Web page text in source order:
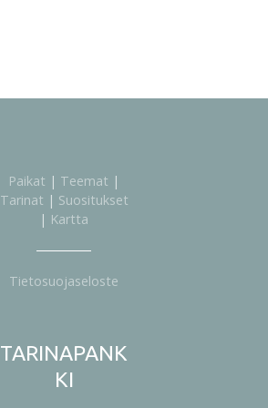
Paikat | Teemat |
Tarinat | Suositukset
| Kartta
Tietosuojaseloste
TARINAPANK
KI